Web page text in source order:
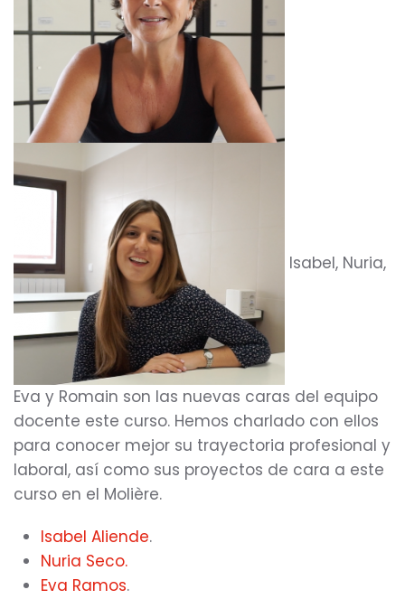
Isabel, Nuria,
Eva y Romain son las nuevas caras del equipo
docente este curso. Hemos charlado con ellos
para conocer mejor su trayectoria profesional y
laboral, así como sus proyectos de cara a este
curso en el Molière.
Isabel Aliende.
Nuria Seco.
Eva Ramos.